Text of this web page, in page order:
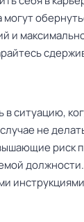
и
в ситуацию,
не
риск